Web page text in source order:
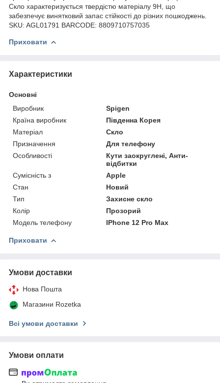
Скло характеризується твердістю матеріалу 9H, що
забезпечує винятковий запас стійкості до різних пошкоджень.
SKU: AGL01791 BARCODE: 8809710757035
Приховати
Характеристики
Основні
Виробник
Spigen
Країна виробник
Південна Корея
Матеріал
Скло
Призначення
Для телефону
Особливості
Кути заокруглені, Анти-
відбитки
Сумісність з
Apple
Стан
Новий
Тип
Захисне скло
Колір
Прозорий
Модель телефону
IPhone 12 Pro Max
Приховати
Умови доставки
Нова Пошта
Магазини Rozetka
Всі умови доставки
Умови оплати